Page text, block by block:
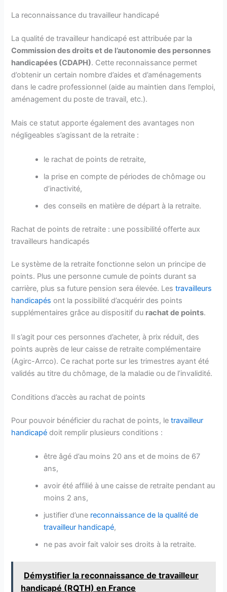
La reconnaissance du travailleur handicapé
La qualité de travailleur handicapé est attribuée par la
Commission des droits et de l’autonomie des personnes
handicapées (CDAPH). Cette reconnaissance permet
d’obtenir un certain nombre d’aides et d’aménagements
dans le cadre professionnel (aide au maintien dans l’emploi,
aménagement du poste de travail, etc.).
Mais ce statut apporte également des avantages non
négligeables s’agissant de la retraite :
le rachat de points de retraite,
la prise en compte de périodes de chômage ou
d’inactivité,
des conseils en matière de départ à la retraite.
Rachat de points de retraite : une possibilité offerte aux
travailleurs handicapés
Le système de la retraite fonctionne selon un principe de
points. Plus une personne cumule de points durant sa
carrière, plus sa future pension sera élevée. Lestravailleurs
handicapés ont la possibilité d’acquérir des points
supplémentaires grâce au dispositif du rachat de points.
Il s’agit pour ces personnes d’acheter, à prix réduit, des
points auprès de leur caisse de retraite complémentaire
(Agirc-Arrco). Ce rachat porte sur les trimestres ayant été
validés au titre du chômage, de la maladie ou de l’invalidité.
Conditions d’accès au rachat de points
Pour pouvoir bénéficier du rachat de points, letravailleur
handicapé doit remplir plusieurs conditions :
être âgé d’au moins 20 ans et de moins de 67
ans,
avoir été affilié à une caisse de retraite pendant au
moins 2 ans,
justifier d’une reconnaissance de la qualité de
travailleur handicapé,
ne pas avoir fait valoir ses droits à la retraite.
Démystifier la reconnaissance de travailleur
handicapé (RQTH) en France